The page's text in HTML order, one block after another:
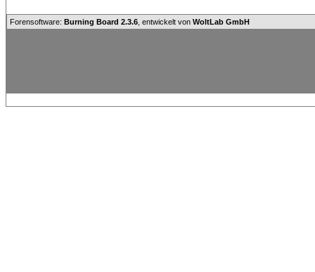
Forensoftware: Burning Board 2.3.6 , entwickelt von WoltLab GmbH